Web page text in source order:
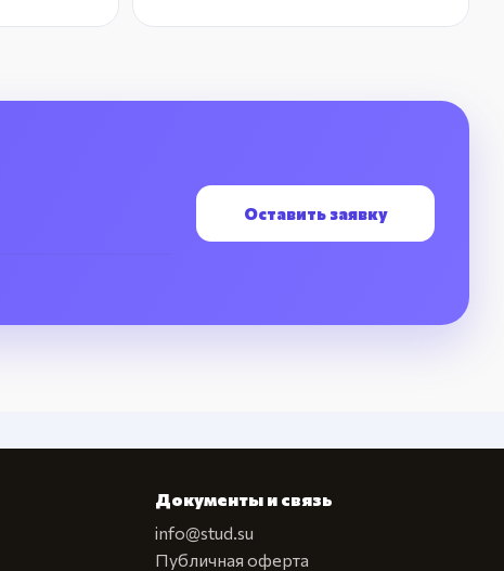
Оставить заявку
Документы и связь
info@stud.su
Публичная оферта